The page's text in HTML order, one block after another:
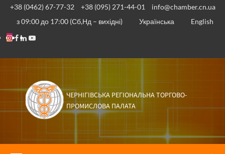
Перейти
вмісту
+38 (0462) 67-77-32 +38 (095) 271-44-01
info@chamber.cn.ua
з 09:00 до 17:00 (Сб,Нд – вихідні)
Українська
English
Instagram
Facebook
Linkedin
Youtube
ЧЕРНІГІВСЬКА РЕГІОНАЛЬНА ТОРГОВО-
ПРОМИСЛОВА ПАЛАТА